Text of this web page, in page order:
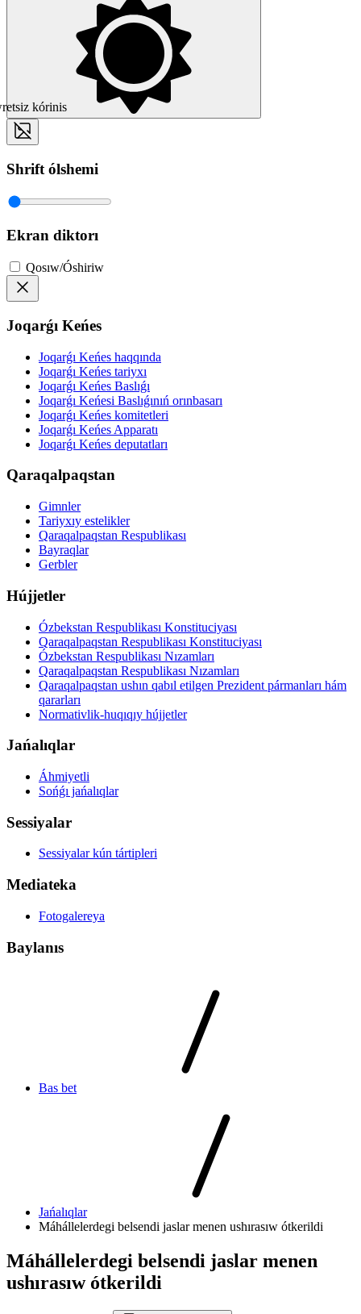
kórinis
Shrift ólshemi
Ekran diktorı
Qosıw/Óshiriw
Joqarǵı Keńes
Joqarǵı Keńes haqqında
Joqarǵı Keńes tariyxı
Joqarǵı Keńes Baslıǵı
Joqarǵı Keńesi Baslıǵınıń orınbasarı
Joqarǵı Keńes komitetleri
Joqarǵı Keńes Apparatı
Joqarǵı Keńes deputatları
Qaraqalpaqstan
Gimnler
Tariyxıy estelikler
Qaraqalpaqstan Respublikası
Bayraqlar
Gerbler
Hújjetler
Ózbekstan Respublikası Konstituciyası
Qaraqalpaqstan Respublikası Konstituciyası
Ózbekstan Respublikası Nızamları
Qaraqalpaqstan Respublikası Nızamları
Qaraqalpaqstan ushın qabıl etilgen Prezident pármanları hám
qararları
Normativlik-huqıqıy hújjetler
Jańalıqlar
Áhmiyetli
Sońǵı jańalıqlar
Sessiyalar
Sessiyalar kún tártipleri
Mediateka
Fotogalereya
Baylanıs
Bas bet
Jańalıqlar
Máhállelerdegi belsendi jaslar menen ushırasıw ótkerildi
Máhállelerdegi belsendi jaslar menen
ushırasıw ótkerildi